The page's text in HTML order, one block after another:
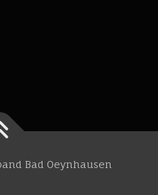
Bad Oeynhausen